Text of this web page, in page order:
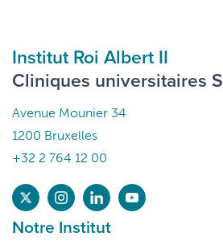
Institut Roi Albert II
Cliniques universitaires
Avenue Mounier 34
1200 Bruxelles
+32 2 764 12 00
Notre Institut